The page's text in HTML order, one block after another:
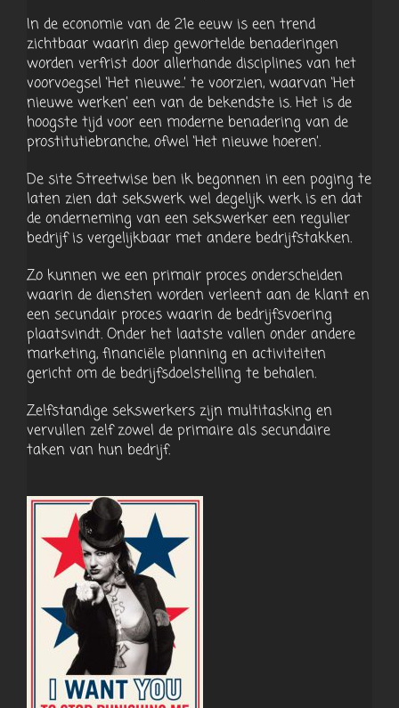
In de economie van de 21e eeuw is een trend
zichtbaar waarin diep gewortelde benaderingen
worden verfrist door allerhande disciplines van het
voorvoegsel ‘Het nieuwe..’ te voorzien, waarvan ‘Het
nieuwe werken’ een van de bekendste is. Het is de
hoogste tijd voor een moderne benadering van de
prostitutiebranche, ofwel ‘Het nieuwe hoeren’.
De site Streetwise ben ik begonnen in een poging te
laten zien dat sekswerk wel degelijk werk is en dat
de onderneming van een sekswerker een regulier
bedrijf is vergelijkbaar met andere bedrijfstakken.
Zo kunnen we een primair proces onderscheiden
waarin de diensten worden verleent aan de klant en
een secundair proces waarin de bedrijfsvoering
plaatsvindt. Onder het laatste vallen onder andere
marketing, financiële planning en activiteiten
gericht om de bedrijfsdoelstelling te behalen.
Zelfstandige sekswerkers zijn multitasking en
vervullen zelf zowel de primaire als secundaire
taken van hun bedrijf.